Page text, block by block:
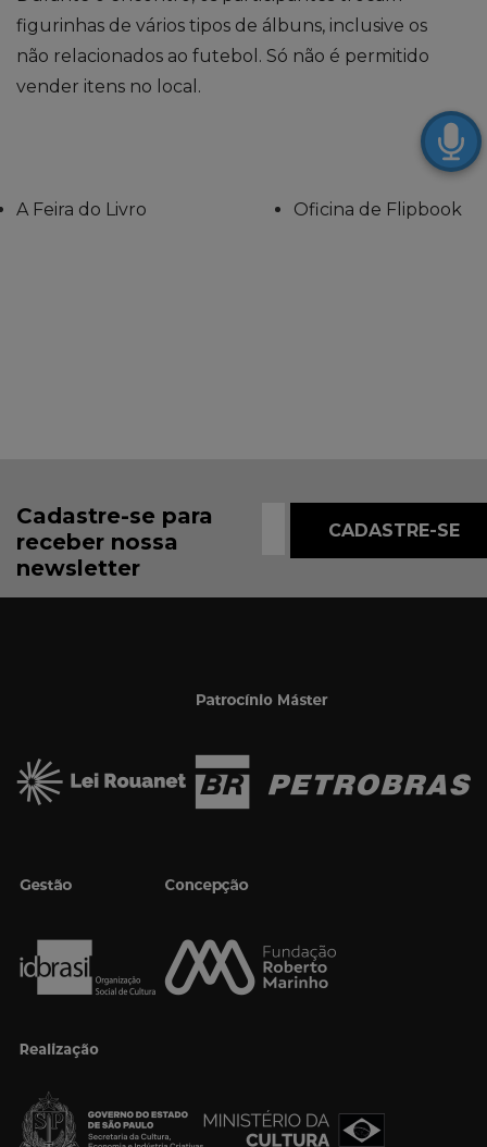
figurinhas de vários tipos de álbuns, inclusive os
não relacionados ao futebol. Só não é permitido
vender itens no local.
A Feira do Livro Oficina de Flipbook
Cadastre-se para
receber nossa
newsletter